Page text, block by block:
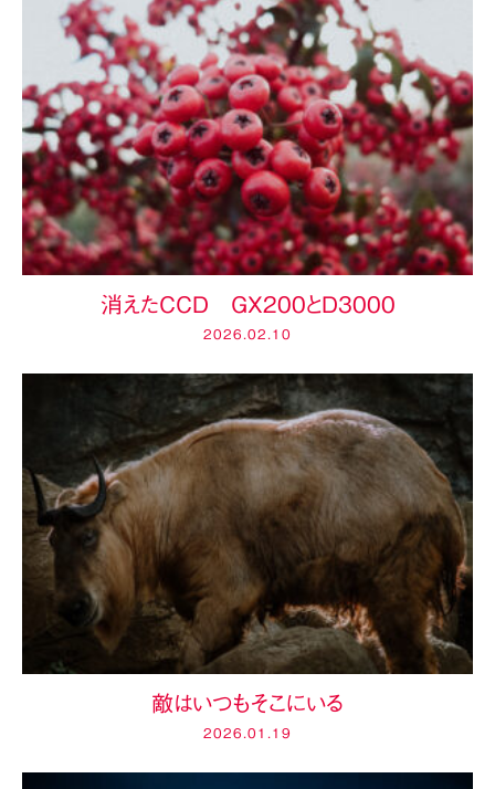
消えたCCD GX200とD3000
2026.02.10
敵はいつもそこにいる
2026.01.19